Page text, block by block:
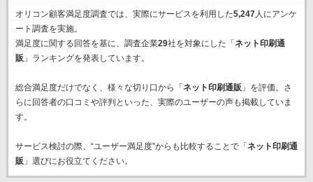
オリコン顧客満足度調査では、実際にサービスを利用した5,247人にアンケ
ート調査を実施。
満足度に関する回答を基に、調査企業29社を対象にした「 ネット印刷通
販 」ランキングを発表しています。
総合満足度だけでなく、様々な切り口から「 ネット印刷通販 」を評価。さ
らに回答者の口コミや評判といった、実際のユーザーの声も掲載していま
す。
サービス検討の際、“ユーザー満足度”からも比較することで「 ネット印刷通
販 」選びにお役立てください。